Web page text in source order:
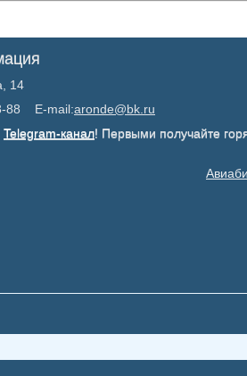
14
88 E-mail:aronde@bk.ru
Telegram-канал! Первыми получайте